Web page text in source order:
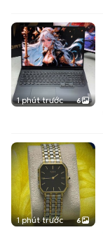
1 phút trước 6
1 phút trước 6